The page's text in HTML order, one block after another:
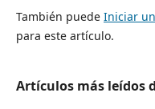
También puede Iniciar
para este artículo.
Artículos más leídos